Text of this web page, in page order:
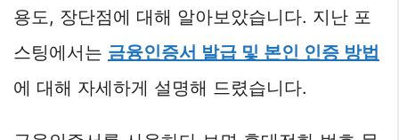
용도, 장단점에 대해 알아보았습니다. 지난 포
스팅에서는 금융인증서 발급 및 본인 인증 방법
에 대해 자세하게 설명해 드렸습니다.